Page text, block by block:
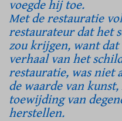
voegde hij toe.
Met de restauratie
restaurateur dat het
zou krijgen, want
verhaal van het
restauratie, was niet
de waarde van
toewijding van
herstellen.